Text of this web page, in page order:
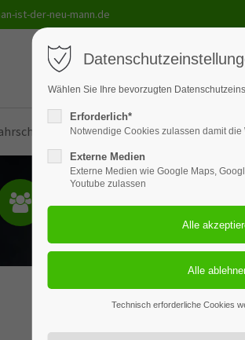
ist-der-neu-mann.de
Lehrmittel Kurse
Wählen Sie Ihre bevorzugten
Erforderlich*
Notwendige Cookies zulassen damit
Externe Medien
Externe Medien wie Google Maps,
Youtube zulassen
Technisch erforderliche Cookies